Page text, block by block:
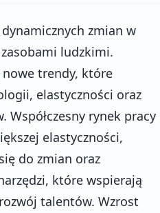
zmian w
ludzkimi.
nowe trendy, które
elastyczności oraz
rynek pracy
elastyczności,
do zmian oraz
które wspierają
talentów. Wzrost